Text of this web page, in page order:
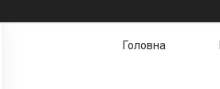
Головна